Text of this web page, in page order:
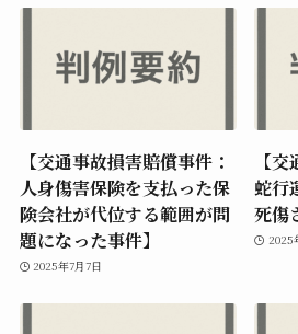
【交通事故損害賠償事件：
人身傷害保険を支払った保
険会社が代位する範囲が問
題になった事件】
2025年7月7日
【
蛇行
死傷
2025